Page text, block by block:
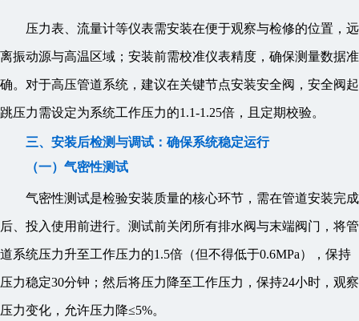
压力表、流量计等仪表需安装在便于观察与检修的位置，远
离振动源与高温区域；安装前需校准仪表精度，确保测量数据准
确。对于高压管道系统，建议在关键节点安装安全阀，安全阀起
跳压力需设定为系统工作压力的1.1-1.25倍，且定期校验。
三、安装后检测与调试：确保系统稳定运行
（一）气密性测试
气密性测试是检验安装质量的核心环节，需在管道安装完成
后、投入使用前进行。测试前关闭所有排水阀与末端阀门，将管
道系统压力升至工作压力的1.5倍（但不得低于0.6MPa），保持
压力稳定30分钟；然后将压力降至工作压力，保持24小时，观察
压力变化，允许压力降≤5%。